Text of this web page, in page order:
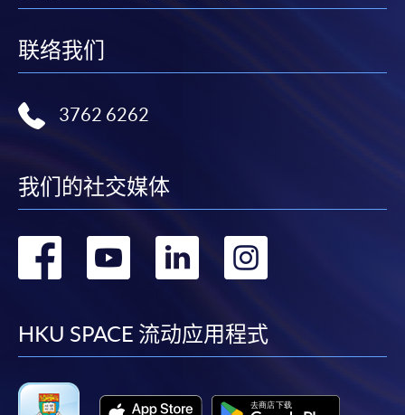
联络我们
3762 6262
我们的社交媒体
转
facebook
转
youtube
转
linkedin
HKU SPACE 流动应用程式